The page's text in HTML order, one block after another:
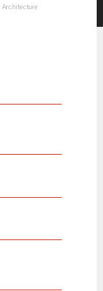
Architecture